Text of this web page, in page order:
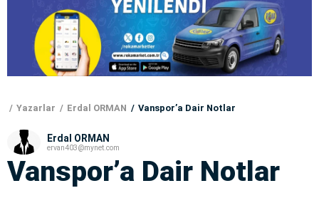
Yazarlar Erdal ORMAN Vanspor’a Dair Notlar
Erdal ORMAN
ervan403@mynet.com
Vanspor’a Dair Notlar